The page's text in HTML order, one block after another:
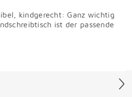
kindgerecht: Ganz wichtig
ist der passende